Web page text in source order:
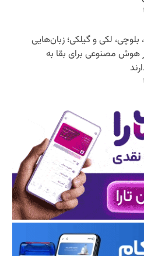
بلوچی، لکی و گیلکی؛ زبان‌هایی
هوش مصنوعی برای بقا به